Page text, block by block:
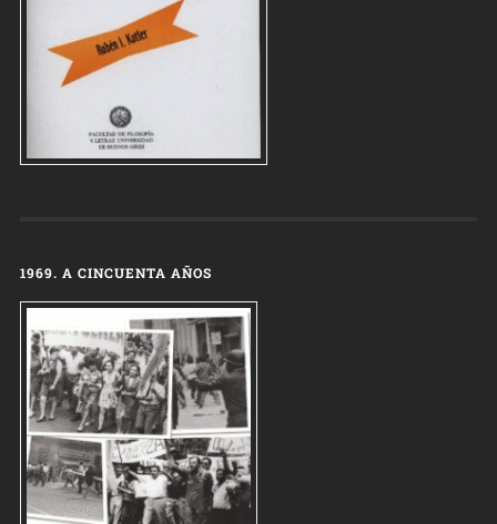
1969. A CINCUENTA AÑOS